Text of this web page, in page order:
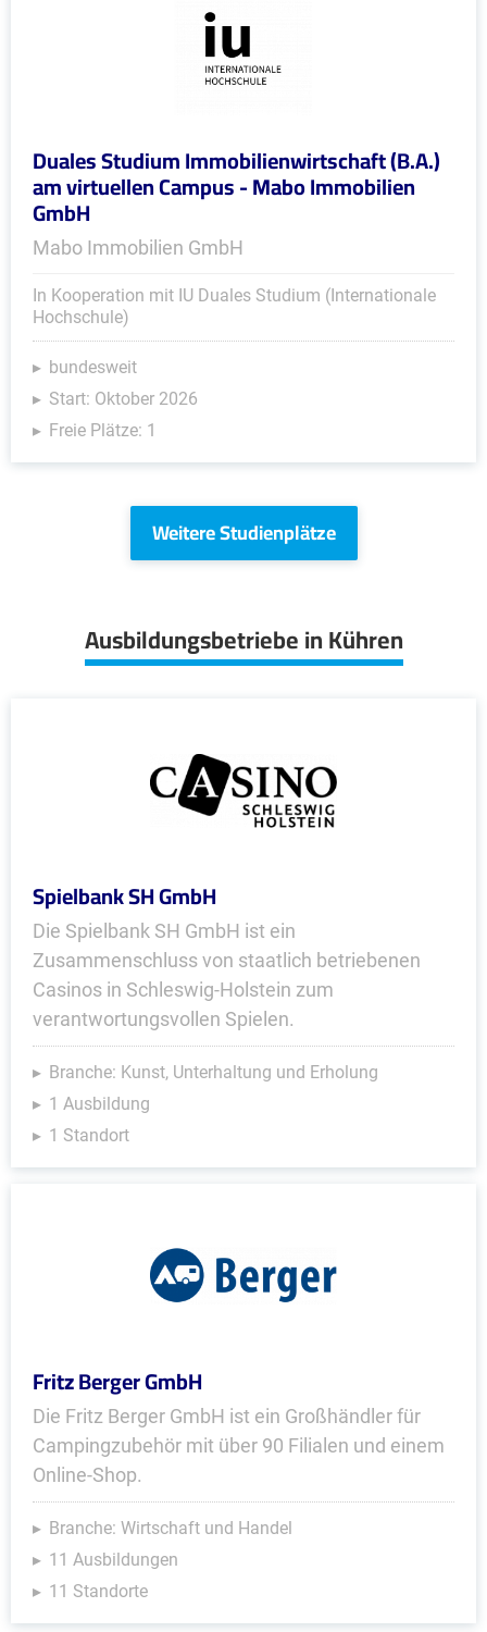
Duales Studium Immobilienwirtschaft (B.A.)
am virtuellen Campus - Mabo Immobilien
GmbH
Mabo Immobilien GmbH
In Kooperation mit IU Duales Studium (Internationale
Hochschule)
bundesweit
Start: Oktober 2026
Freie Plätze: 1
Weitere Studienplätze
Ausbildungsbetriebe in Kühren
Spielbank SH GmbH
Die Spielbank SH GmbH ist ein
Zusammenschluss von staatlich betriebenen
Casinos in Schleswig-Holstein zum
verantwortungsvollen Spielen.
Branche: Kunst, Unterhaltung und Erholung
1 Ausbildung
1 Standort
Fritz Berger GmbH
Die Fritz Berger GmbH ist ein Großhändler für
Campingzubehör mit über 90 Filialen und einem
Online-Shop.
Branche: Wirtschaft und Handel
11 Ausbildungen
11 Standorte